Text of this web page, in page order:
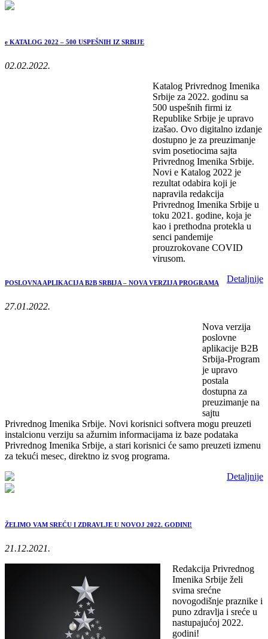
e KATALOG 2022 – 500 USPEŠNIH IZ SRBIJE
02.02.2022.
Katalog Privrednog Imenika
Srbije za 2022. godinu sa
500 uspešnih firmi iz
Republike Srbije je upravo
izašao. Ovo digitalno izdanje
dostupno je za preuzimanje
svim posetiocima sajta
Privrednog Imenika Srbije.
Novi e Katalog 2022 je
rezultat odabira koji je
napravila redakcija
Privrednog Imenika Srbije u
toku 2021. godine, koja je
kao i prethodna protekla u
senci pandemije
prouzrokovane COVID
virusom.
Detaljnije
POSLOVNA APLIKACIJA B2B SRBIJA – NOVA VERZIJA PROGRAMA
27.01.2022.
Nova verzija
poslovne
aplikacije B2B
Srbija-Program
je upravo
postala
dostupna za
preuzimanje na
sajtu
Privrednog Imenika Srbije. Novi korisnici softvera mogu preuzeti
instalcionu verziju sa ažurnim informacijama iz baze podataka
Privrednog Imenika Srbije, a stari korisnici će samo preuzeti izmenu
za tekući mesec, direktno iz svog programa.
Detaljnije
ŽELIMO VAM SREĆU I ZDRAVLJE U NOVOJ 2022. GODINI!
21.12.2021.
Redakcija Privrednog
Imenika Srbije želi
svima srećne
novogodišnje praznike i
puno zdravlja i sreće u
nastupajućoj 2022.
godini!